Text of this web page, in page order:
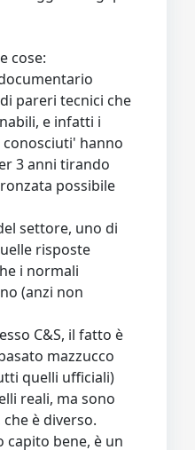
cose:
pareri tecnici che
e infatti i
hanno
3 anni tirando
possibile
settore, uno di
risposte
i normali
(anzi non
C&S, il fatto è
mazzucco
quelli ufficiali)
reali, ma sono
è diverso.
capito bene, è un